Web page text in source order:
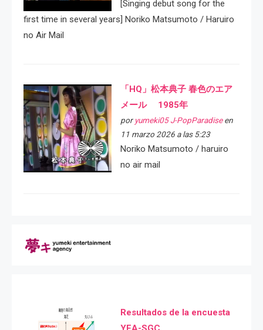
[Singing debut song for the
first time in several years] Noriko Matsumoto / Haruiro
no Air Mail
「HQ」松本典子 春色のエア
メール 1985年
por yumeki05 J-PopParadiseen
11 marzo 2026 a las 5:23
Noriko Matsumoto / haruiro
no air mail
Resultados de la encuesta